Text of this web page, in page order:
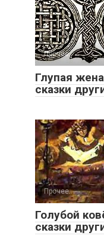
Прочее..
Глупая
сказки
Прочее..
Голубой
сказки